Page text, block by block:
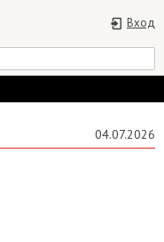
Вход
04.07.2026